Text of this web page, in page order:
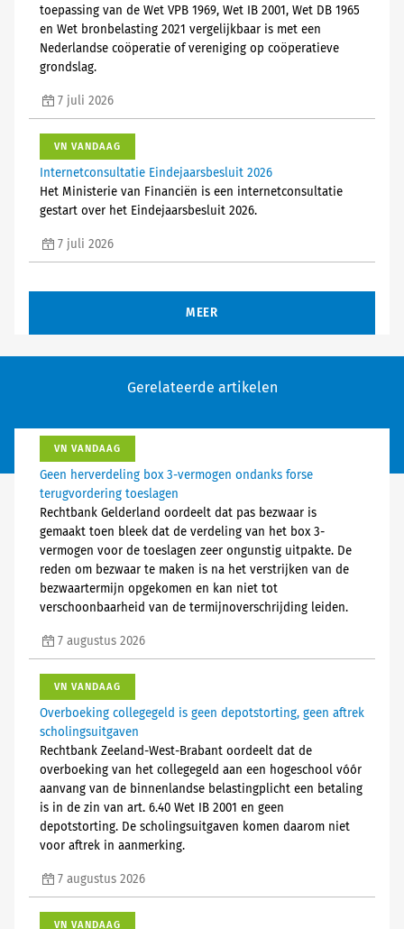
toepassing van de Wet VPB 1969, Wet IB 2001, Wet DB 1965
en Wet bronbelasting 2021 vergelijkbaar is met een
Nederlandse coöperatie of vereniging op coöperatieve
grondslag.
7 juli 2026
VN VANDAAG
Internetconsultatie Eindejaarsbesluit 2026
Het Ministerie van Financiën is een internetconsultatie
gestart over het Eindejaarsbesluit 2026.
7 juli 2026
MEER
Gerelateerde artikelen
VN VANDAAG
Geen herverdeling box 3-vermogen ondanks forse
terugvordering toeslagen
Rechtbank Gelderland oordeelt dat pas bezwaar is
gemaakt toen bleek dat de verdeling van het box 3-
vermogen voor de toeslagen zeer ongunstig uitpakte. De
reden om bezwaar te maken is na het verstrijken van de
bezwaartermijn opgekomen en kan niet tot
verschoonbaarheid van de termijnoverschrijding leiden.
7 augustus 2026
VN VANDAAG
Overboeking collegegeld is geen depotstorting, geen aftrek
scholingsuitgaven
Rechtbank Zeeland-West-Brabant oordeelt dat de
overboeking van het collegegeld aan een hogeschool vóór
aanvang van de binnenlandse belastingplicht een betaling
is in de zin van art. 6.40 Wet IB 2001 en geen
depotstorting. De scholingsuitgaven komen daarom niet
voor aftrek in aanmerking.
7 augustus 2026
VN VANDAAG